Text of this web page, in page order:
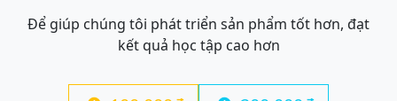
Để giúp chúng tôi phát triển sản phẩm tốt hơn, đạt
kết quả học tập cao hơn